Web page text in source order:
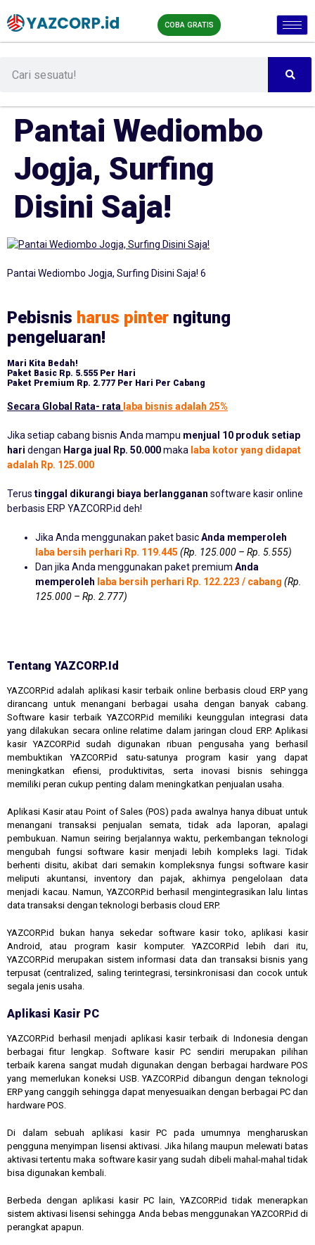
COBA GRATIS
Pantai Wediombo
Jogja, Surfing
Disini Saja!
Pantai Wediombo Jogja, Surfing Disini Saja! 6
Pebisnis harus pinter ngitung
pengeluaran!
Mari Kita Bedah!
Paket Basic Rp. 5.555 Per Hari
Paket Premium Rp. 2.777 Per Hari Per Cabang
Secara Global Rata- rata laba bisnis adalah 25%
Jika setiap cabang bisnis Anda mampu menjual 10 produk setiap
hari dengan Harga jual Rp. 50.000maka laba kotor yang didapat
adalah Rp. 125.000
Terus tinggal dikurangi biaya berlangganan software kasir online
berbasis ERP YAZCORP.id deh!
Jika Anda menggunakan paket basicAnda memperoleh
laba bersih perhari Rp. 119.445 (Rp. 125.000 – Rp. 5.555)
Dan jika Anda menggunakan paket premium Anda
memperoleh laba bersih perhari Rp. 122.223 / cabang (Rp.
125.000 – Rp. 2.777)
Tentang YAZCORP.id
YAZCORP.id adalah aplikasi kasir terbaik online berbasis cloud ERP yang
dirancang untuk menangani berbagai usaha dengan banyak cabang.
Software kasir terbaik YAZCORP.id memiliki keunggulan integrasi data
yang dilakukan secara online relatime dalam jaringan cloud ERP. Aplikasi
kasir YAZCORP.id sudah digunakan ribuan pengusaha yang berhasil
membuktikan YAZCORP.id satu-satunya program kasir yang dapat
meningkatkan efiensi, produktivitas, serta inovasi bisnis sehingga
memiliki peran cukup penting dalam meningkatkan penjualan usaha.
Aplikasi Kasir atau Point of Sales (POS) pada awalnya hanya dibuat untuk
menangani transaksi penjualan semata, tidak ada laporan, apalagi
pembukuan. Namun seiring berjalannya waktu, perkembangan teknologi
mengubah fungsi software kasir menjadi lebih kompleks lagi. Tidak
berhenti disitu, akibat dari semakin kompleksnya fungsi software kasir
meliputi akuntansi, inventory dan pajak, akhirnya pengelolaan data
menjadi kacau. Namun, YAZCORP.id berhasil mengintegrasikan lalu lintas
data transaksi dengan teknologi berbasis cloud ERP.
YAZCORP.id bukan hanya sekedar software kasir toko, aplikasi kasir
Android, atau program kasir komputer. YAZCORP.id lebih dari itu,
YAZCORP.id merupakan sistem informasi data dan transaksi bisnis yang
terpusat (centralized, saling terintegrasi, tersinkronisasi dan cocok untuk
segala jenis usaha.
Aplikasi Kasir PC
YAZCORP.id berhasil menjadi aplikasi kasir terbaik di Indonesia dengan
berbagai fitur lengkap. Software kasir PC sendiri merupakan pilihan
terbaik karena sangat mudah digunakan dengan berbagai hardware POS
yang memerlukan koneksi USB. YAZCORP.id dibangun dengan teknologi
ERP yang canggih sehingga dapat menyesuaikan dengan berbagai PC dan
hardware POS.
Di dalam sebuah aplikasi kasir PC pada umumnya mengharuskan
pengguna menyimpan lisensi aktivasi. Jika hilang maupun melewati batas
aktivasi tertentu maka software kasir yang sudah dibeli mahal-mahal tidak
bisa digunakan kembali.
Berbeda dengan aplikasi kasir PC lain, YAZCORP.id tidak menerapkan
sistem aktivasi lisensi sehingga Anda bebas menggunakan YAZCORP.id di
perangkat apapun.